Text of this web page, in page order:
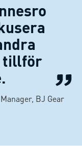
tillför
BJ Gear